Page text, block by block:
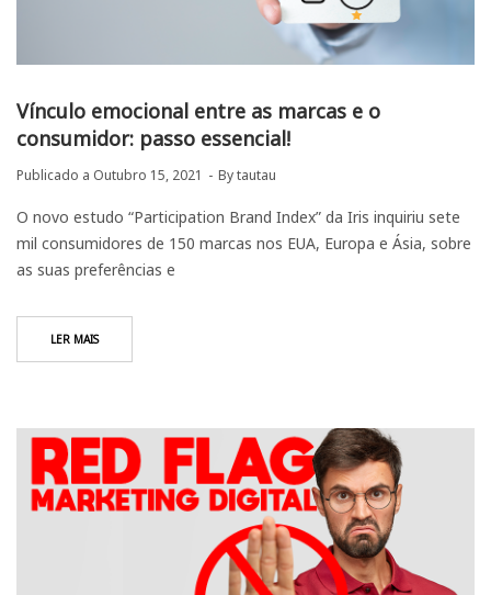
Vínculo emocional entre as marcas e o
consumidor: passo essencial!
Publicado a Outubro 15, 2021 Bytautau
O novo estudo “Participation Brand Index” da Iris inquiriu sete
mil consumidores de 150 marcas nos EUA, Europa e Ásia, sobre
as suas preferências e
LER MAIS